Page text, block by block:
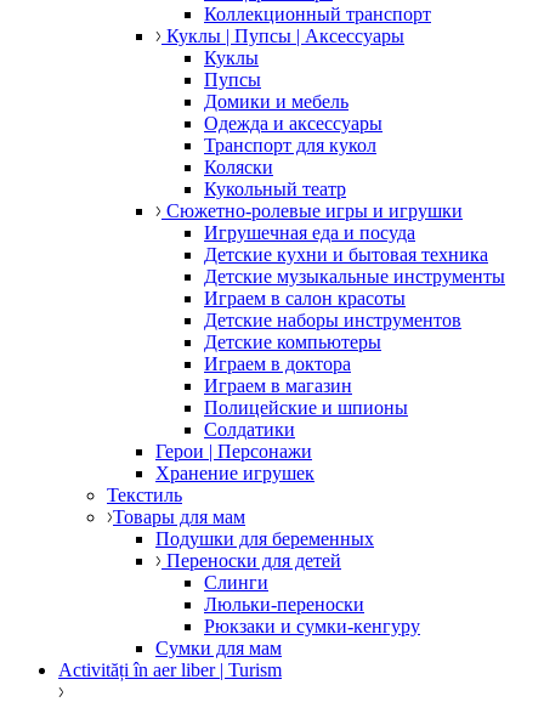
Коллекционный транспорт
Куклы | Пупсы | Аксессуары
Куклы
Пупсы
Домики и мебель
Одежда и аксессуары
Транспорт для кукол
Коляски
Кукольный театр
Сюжетно-ролевые игры и игрушки
Игрушечная еда и посуда
Детские кухни и бытовая техника
Детские музыкальные инструменты
Играем в салон красоты
Детские наборы инструментов
Детские компьютеры
Играем в доктора
Играем в магазин
Полицейские и шпионы
Солдатики
Герои | Персонажи
Хранение игрушек
Текстиль
Товары для мам
Подушки для беременных
Переноски для детей
Слинги
Люльки-переноски
Рюкзаки и сумки-кенгуру
Сумки для мам
Activități în aer liber | Turism